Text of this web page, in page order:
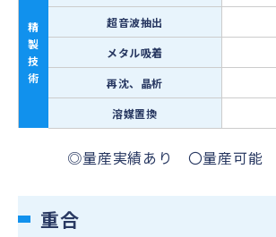
精
製
技
術
超音波抽出
メタル吸着
再沈、晶析
溶媒置換
◎量産実績あり 〇量産可能
重合